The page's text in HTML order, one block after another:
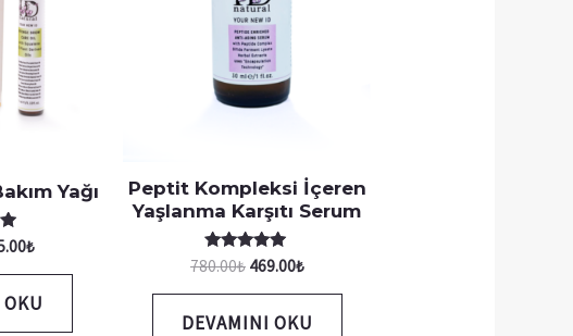
Yağı
₺
Peptit Kompleksi İçeren
Yaşlanma Karşıtı Serum
5 üzerinden
oy aldı
780.00₺ 469.00₺
DEVAMINI OKU